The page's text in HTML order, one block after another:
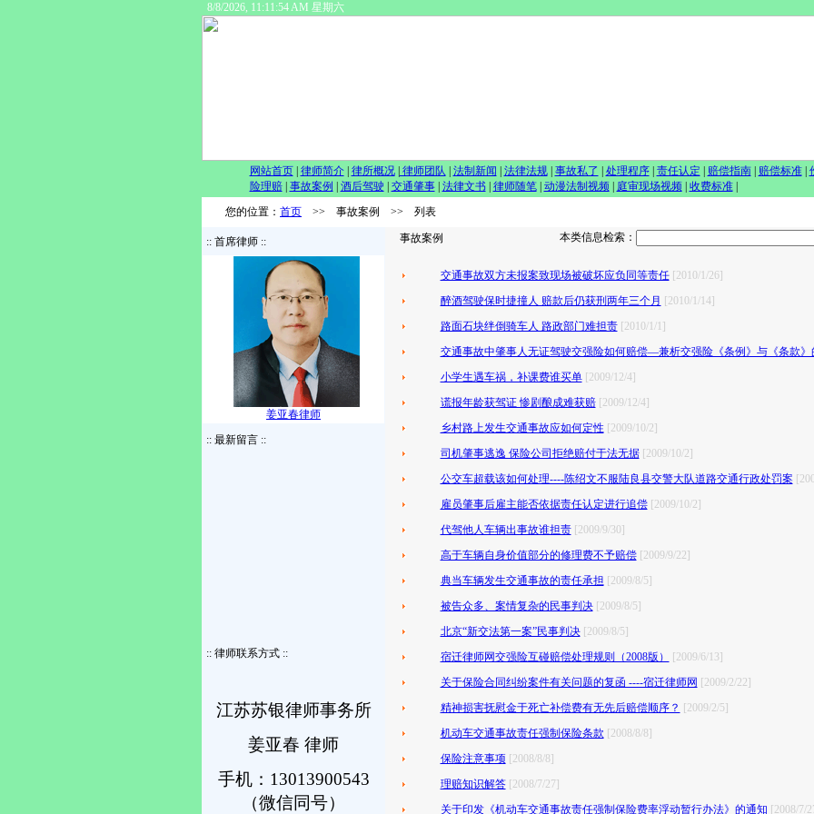
8/8/2026, 11:11:54 AM 星期六
网站首页 律师简介 律所概况 律师团队 法制新闻 法律法规 事故私了 处理程序 责任认定 赔偿指南 赔偿标准
险理赔
事故案例 酒后驾驶 交通肇事 法律文书 律师随笔| 动漫法制视频| 庭审现场视频| 收费标准|
您的位置： 首页 >> 事故案例 >> 列表
:: 首席律师 ::
姜亚春律师
:: 最新留言 ::
:: 律师联系方式 ::
江苏苏银律师事务所
姜亚春 律师
手机：13013900543
（微信同号）
事故案例 本类信息检索：
交通事故双方未报案致现场被破坏应负同等责任 [2010/1/26]
醉酒驾驶保时捷撞人 赔款后仍获刑两年三个月 [2010/1/14]
路面石块绊倒骑车人 路政部门难担责 [2010/1/1]
交通事故中肇事人无证驾驶交强险如何赔偿―兼析交强险《条例》与《条款》
小学生遇车祸，补课费谁买单 [2009/12/4]
谎报年龄获驾证 惨剧酿成难获赔 [2009/12/4]
乡村路上发生交通事故应如何定性 [2009/10/2]
司机肇事逃逸 保险公司拒绝赔付于法无据 [2009/10/2]
公交车超载该如何处理----陈绍文不服陆良县交警大队道路交通行政处罚案
雇员肇事后雇主能否依据责任认定进行追偿 [2009/10/2]
代驾他人车辆出事故谁担责 [2009/9/30]
高于车辆自身价值部分的修理费不予赔偿 [2009/9/22]
典当车辆发生交通事故的责任承担 [2009/8/5]
被告众多、案情复杂的民事判决 [2009/8/5]
北京“新交法第一案”民事判决 [2009/8/5]
宿迁律师网交强险互碰赔偿处理规则（2008版）
[2009/6/13]
关于保险合同纠纷案件有关问题的复函 ----宿迁律师网 [2009/2/22]
精神损害抚慰金于死亡补偿费有无先后赔偿顺序？ [2009/2/5]
机动车交通事故责任强制保险条款 [2008/8/8]
保险注意事项 [2008/8/8]
理赔知识解答 [2008/7/27]
关于印发《机动车交通事故责任强制保险费率浮动暂行办法》的通知 [2008/7/